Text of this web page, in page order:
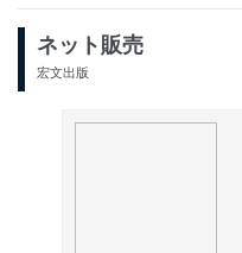
ネット販売
宏文出版